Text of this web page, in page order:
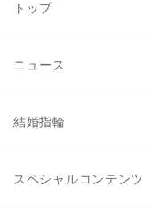
トップ
ニュース
結婚指輪
スペシャルコンテンツ